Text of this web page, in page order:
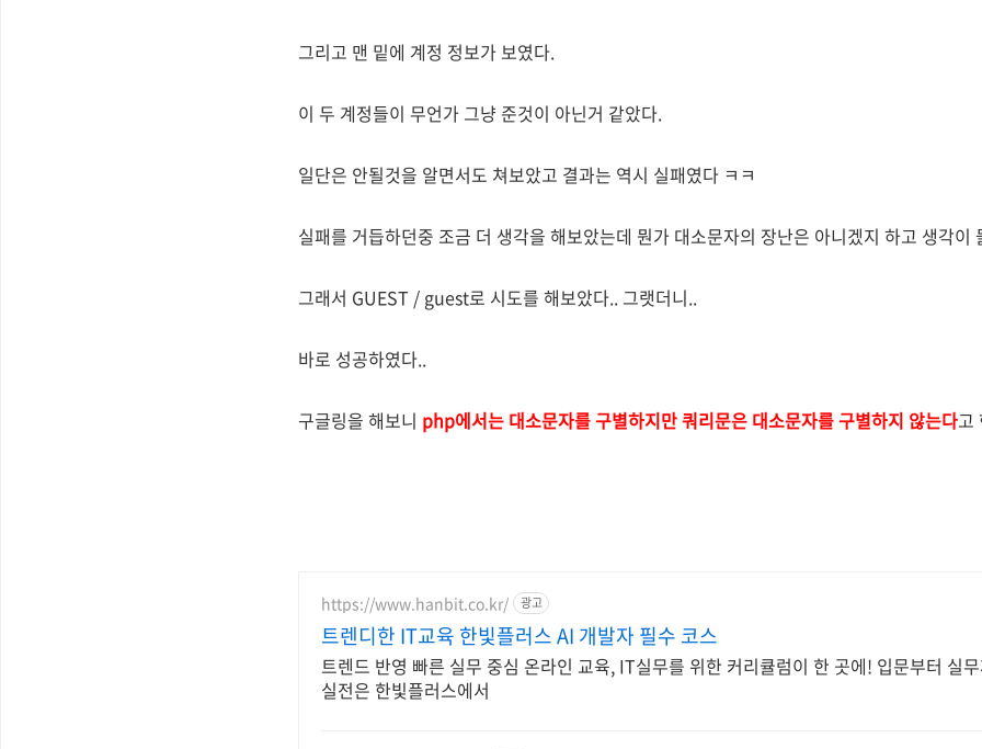
그리고 맨 밑에 계정 정보가 보였다.
이 두 계정들이 무언가 그냥 준것이 아닌거 같았다.
일단은 안될것을 알면서도 쳐보았고 결과는 역시 실패였다 ㅋㅋ
실패를 거듭하던중 조금 더 생각을 해보았는데 뭔가 대소문자의 장난은 아니겠지 하고 생각이
그래서 GUEST / guest로 시도를 해보았다.. 그랫더니..
바로 성공하였다..
구글링을 해보니 php에서는 대소문자를 구별하지만 쿼리문은 대소문자를 구별하지 않는다고
https://www.hanbit.co.kr/ 광고
트렌디한 IT교육 한빛플러스 AI 개발자 필수 코스
트렌드 반영 빠른 실무 중심 온라인 교육, IT실무를 위한 커리큘럼이 한 곳에! 입문부터 실
실전은 한빛플러스에서